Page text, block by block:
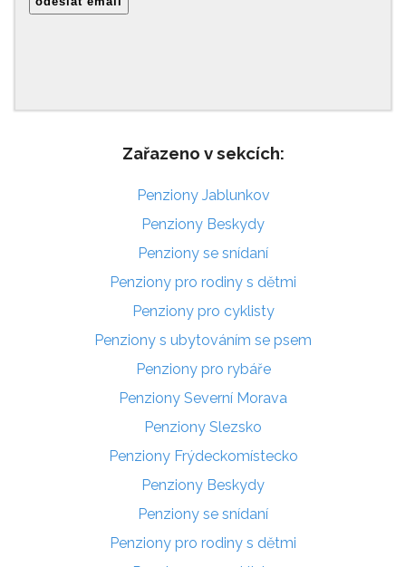
Zařazeno v sekcích:
Penziony Jablunkov
Penziony Beskydy
Penziony se snídaní
Penziony pro rodiny s dětmi
Penziony pro cyklisty
Penziony s ubytováním se psem
Penziony pro rybáře
Penziony Severní Morava
Penziony Slezsko
Penziony Frýdeckomístecko
Penziony Beskydy
Penziony se snídaní
Penziony pro rodiny s dětmi